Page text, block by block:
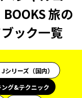
旅の
ック一覧
シリーズ（国内）
ング&テクニック